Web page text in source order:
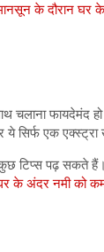
के दौरान घर
फायदेमंद
सिर्फ एक एक्स्ट्रा
टिप्स पढ़ सकते
के अंदर नमी को